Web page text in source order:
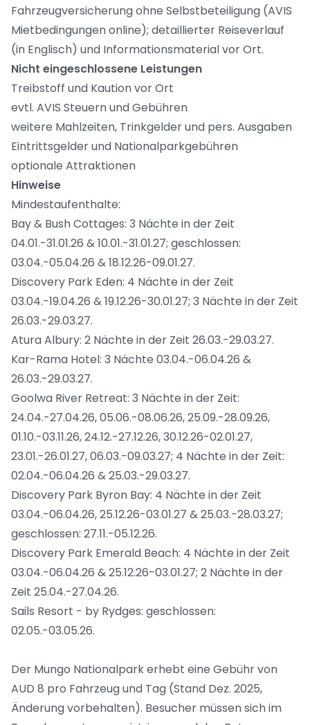
Fahrzeugversicherung ohne Selbstbeteiligung (AVIS
Mietbedingungen online); detaillierter Reiseverlauf
(in Englisch) und Informationsmaterial vor Ort.
Nicht eingeschlossene Leistungen
Treibstoff und Kaution vor Ort
evtl. AVIS Steuern und Gebühren
weitere Mahlzeiten, Trinkgelder und pers. Ausgaben
Eintrittsgelder und Nationalparkgebühren
optionale Attraktionen
Hinweise
Mindestaufenthalte:
Bay & Bush Cottages: 3 Nächte in der Zeit
04.01.-31.01.26 & 10.01.-31.01.27; geschlossen:
03.04.-05.04.26 & 18.12.26-09.01.27.
Discovery Park Eden: 4 Nächte in der Zeit
03.04.-19.04.26 & 19.12.26-30.01.27; 3 Nächte in der Zeit
26.03.-29.03.27.
Atura Albury: 2 Nächte in der Zeit 26.03.-29.03.27.
Kar-Rama Hotel: 3 Nächte 03.04.-06.04.26 &
26.03.-29.03.27.
Goolwa River Retreat: 3 Nächte in der Zeit:
24.04.-27.04.26, 05.06.-08.06.26, 25.09.-28.09.26,
01.10.-03.11.26, 24.12.-27.12.26, 30.12.26-02.01.27,
23.01.-26.01.27, 06.03.-09.03.27; 4 Nächte in der Zeit:
02.04.-06.04.26 & 25.03.-29.03.27.
Discovery Park Byron Bay: 4 Nächte in der Zeit
03.04.-06.04.26, 25.12.26-03.01.27 & 25.03.-28.03.27;
geschlossen: 27.11.-05.12.26.
Discovery Park Emerald Beach: 4 Nächte in der Zeit
03.04.-06.04.26 & 25.12.26-03.01.27; 2 Nächte in der
Zeit 25.04.-27.04.26.
Sails Resort - by Rydges: geschlossen:
02.05.-03.05.26.
Der Mungo Nationalpark erhebt eine Gebühr von
AUD 8 pro Fahrzeug und Tag (Stand Dez. 2025,
Änderung vorbehalten). Besucher müssen sich im